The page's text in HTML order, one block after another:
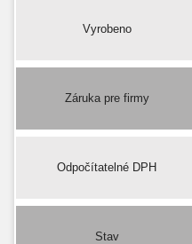
Vyrobeno
Záruka pre firmy
Odpočítatelné DPH
Stav